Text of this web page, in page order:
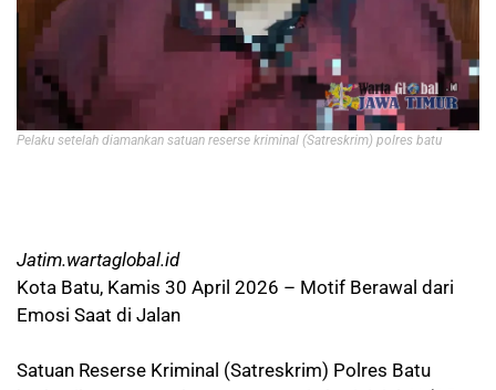
Pelaku setelah diamankan satuan reserse kriminal (Satreskrim) polres batu
Jatim.wartaglobal.id
Kota Batu, Kamis 30 April 2026 – Motif Berawal dari
Emosi Saat di Jalan
Satuan Reserse Kriminal (Satreskrim) Polres Batu